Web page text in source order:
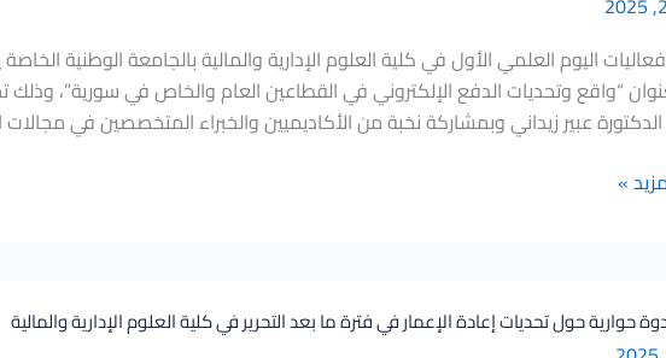
بعنوان “واقع وتحديات الدفع الإلكتروني في القطاعين العام والخاص في سورية”،
الدكتورة عبير زيداني وبمشاركة نخبة من الأكاديميين والخبراء المتخصصين في
»
حوارية حول تحديات إعادة الإعمار في فترة ما بعد التحرير في كلية العلوم الإدارية والمالية